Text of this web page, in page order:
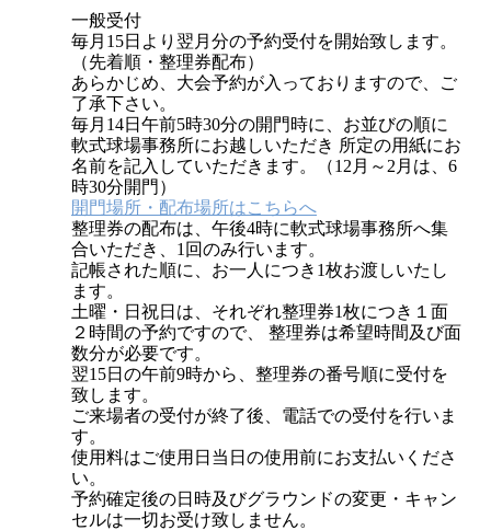
一般受付
毎月15日より翌月分の予約受付を開始致します。
（先着順・整理券配布）
あらかじめ、大会予約が入っておりますので、ご
了承下さい。
毎月14日午前5時30分の開門時に、お並びの順に
軟式球場事務所にお越しいただき 所定の用紙にお
名前を記入していただきます。（12月～2月は、6
時30分開門）
開門場所・配布場所はこちらへ
整理券の配布は、午後4時に軟式球場事務所へ集
合いただき、1回のみ行います。
記帳された順に、お一人につき1枚お渡しいたし
ます。
土曜・日祝日は、それぞれ整理券1枚につき１面
２時間の予約ですので、 整理券は希望時間及び面
数分が必要です。
翌15日の午前9時から、整理券の番号順に受付を
致します。
ご来場者の受付が終了後、電話での受付を行いま
す。
使用料はご使用日当日の使用前にお支払いくださ
い。
予約確定後の日時及びグラウンドの変更・キャン
セルは一切お受け致しません。